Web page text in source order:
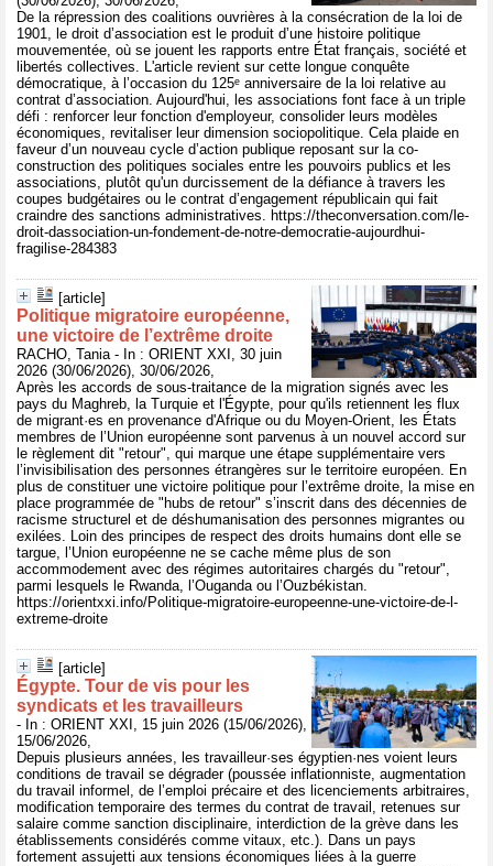
De la répression des coalitions ouvrières à la consécration de la loi de
1901, le droit d’association est le produit d’une histoire politique
mouvementée, où se jouent les rapports entre État français, société et
libertés collectives. L'article revient sur cette longue conquête
démocratique, à l’occasion du 125ᵉ anniversaire de la loi relative au
contrat d’association. Aujourd'hui, les associations font face à un triple
défi : renforcer leur fonction d'employeur, consolider leurs modèles
économiques, revitaliser leur dimension sociopolitique. Cela plaide en
faveur d’un nouveau cycle d’action publique reposant sur la co-
construction des politiques sociales entre les pouvoirs publics et les
associations, plutôt qu'un durcissement de la défiance à travers les
coupes budgétaires ou le contrat d’engagement républicain qui fait
craindre des sanctions administratives. https://theconversation.com/le-
droit-dassociation-un-fondement-de-notre-democratie-aujourdhui-
fragilise-284383
[article]
Politique migratoire européenne,
une victoire de l’extrême droite
RACHO, Tania - In : ORIENT XXI, 30 juin
2026 (30/06/2026), 30/06/2026,
Après les accords de sous-traitance de la migration signés avec les
pays du Maghreb, la Turquie et l'Égypte, pour qu'ils retiennent les flux
de migrant·es en provenance d'Afrique ou du Moyen-Orient, les États
membres de l’Union européenne sont parvenus à un nouvel accord sur
le règlement dit "retour", qui marque une étape supplémentaire vers
l’invisibilisation des personnes étrangères sur le territoire européen. En
plus de constituer une victoire politique pour l’extrême droite, la mise en
place programmée de "hubs de retour" s’inscrit dans des décennies de
racisme structurel et de déshumanisation des personnes migrantes ou
exilées. Loin des principes de respect des droits humains dont elle se
targue, l’Union européenne ne se cache même plus de son
accommodement avec des régimes autoritaires chargés du "retour",
parmi lesquels le Rwanda, l’Ouganda ou l’Ouzbékistan.
https://orientxxi.info/Politique-migratoire-europeenne-une-victoire-de-l-
extreme-droite
[article]
Égypte. Tour de vis pour les
syndicats et les travailleurs
- In : ORIENT XXI, 15 juin 2026 (15/06/2026),
15/06/2026,
Depuis plusieurs années, les travailleur·ses égyptien·nes voient leurs
conditions de travail se dégrader (poussée inflationniste, augmentation
du travail informel, de l’emploi précaire et des licenciements arbitraires,
modification temporaire des termes du contrat de travail, retenues sur
salaire comme sanction disciplinaire, interdiction de la grève dans les
établissements considérés comme vitaux, etc.). Dans un pays
fortement assujetti aux tensions économiques liées à la guerre